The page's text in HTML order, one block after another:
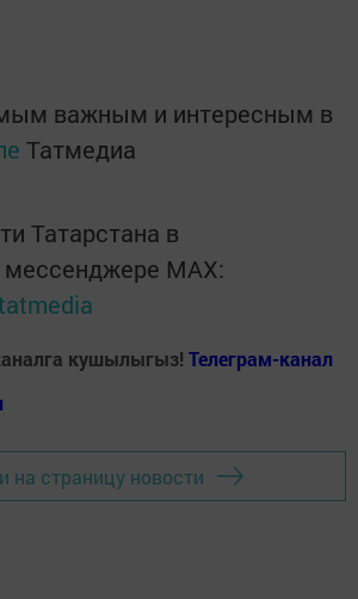
важным и интересным в
Татмедиа
Татарстана в
MАХ:
кушылыгыз! Телеграм-канал
на страницу новости